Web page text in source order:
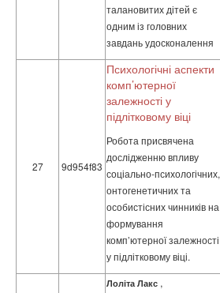
талановитих дітей є
одним із головних
завдань удосконалення
27 9d954f83
Психологічні аспекти
комп’ютерної
залежності у
підлітковому віці
Робота присвячена
дослідженню впливу
соціально-психологічних,
онтогенетичних та
особистісних чинників на
формування
комп’ютерної залежності
у підлітковому віці.
Лоліта Лакс ,